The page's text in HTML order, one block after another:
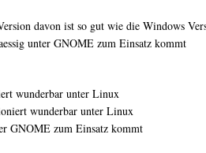
davon ist so gut wie die Windows
unter GNOME zum Einsatz kommt
wunderbar unter Linux
wunderbar unter Linux
GNOME zum Einsatz kommt